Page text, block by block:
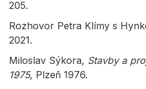
205.
Rozhovor Petra Klímy s
2021.
Miloslav Sýkora, Stavby a
1975, Plzeň 1976.